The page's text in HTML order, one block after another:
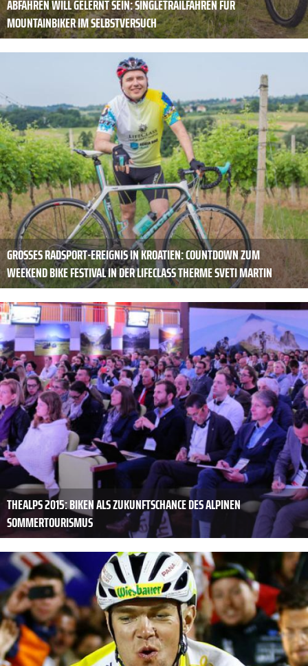
ABFAHREN WILL GELERNT SEIN: SINGLETRAILFAHREN FÜR
MOUNTAINBIKER IM SELBSTVERSUCH
GROSSES RADSPORT-EREIGNIS IN KROATIEN: COUNTDOWN ZUM W
EEKEND BIKE FESTIVAL IN DER LIFECLASS THERME SVETI MARTIN
THEALPS 2015: BIKEN ALS ZUKUNFTSCHANCE DES ALPINEN
SOMMERTOURISMUS